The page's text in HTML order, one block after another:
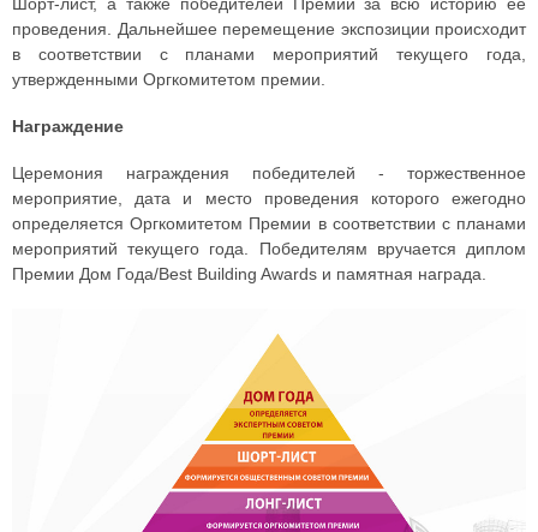
проведения. Дальнейшее перемещение экспозиции происходит
в соответствии с планами мероприятий текущего года,
утвержденными Оргкомитетом премии.
Награждение
Церемония награждения победителей - торжественное
мероприятие, дата и место проведения которого ежегодно
определяется Оргкомитетом Премии в соответствии с планами
мероприятий текущего года. Победителям вручается диплом
Премии Дом Года/Best Building Awards и памятная награда.